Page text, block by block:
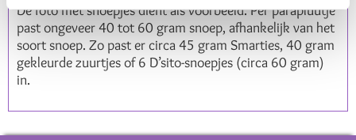
De foto met snoepjes dient als voorbeeld. Per parapluutje
past ongeveer 40 tot 60 gram snoep, afhankelijk van het
soort snoep. Zo past er circa 45 gram Smarties, 40 gram
gekleurde zuurtjes of 6 D’sito-snoepjes (circa 60 gram)
in.